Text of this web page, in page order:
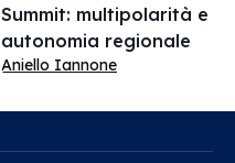
Summit: multipolarità e
autonomia regionale
Aniello Iannone